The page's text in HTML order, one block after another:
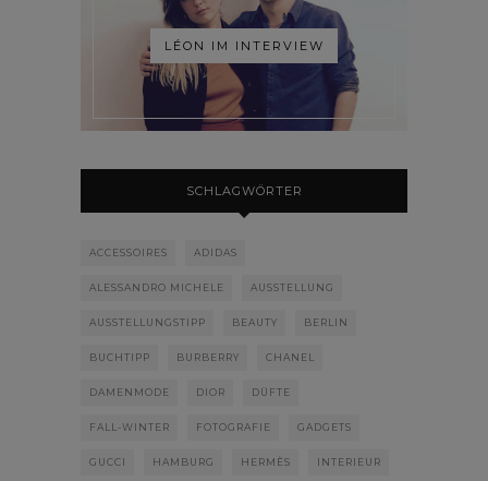
LÉON IM INTERVIEW
SCHLAGWÖRTER
ACCESSOIRES ADIDAS
ALESSANDRO MICHELE AUSSTELLUNG
AUSSTELLUNGSTIPP BEAUTY BERLIN
BUCHTIPP BURBERRY CHANEL
DAMENMODE DIOR DÜFTE
FALL-WINTER FOTOGRAFIE GADGETS
GUCCI HAMBURG HERMÈS INTERIEUR